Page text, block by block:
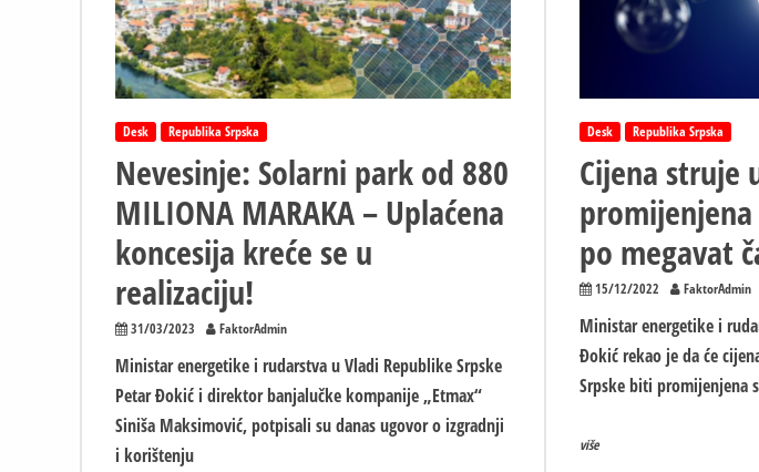
Desk Republika Srpska
Nevesinje: Solarni park od 880
MILIONA MARAKA – Uplaćena
koncesija kreće se u
realizaciju!
31/03/2023 FaktorAdmin
Ministar energetike i rudarstva u Vladi Republike Srpske
Petar Đokić i direktor banjalučke kompanije „Etmax“
Siniša Maksimović, potpisali su danas ugovor o izgradnji
i korištenju
Desk Republika Srpska
Cijena struje
promijenjena
po megavat
15/12/2022 FaktorAdmin
Ministar energetike i
Đokić rekao je da će
Srpske biti promijenjena
više